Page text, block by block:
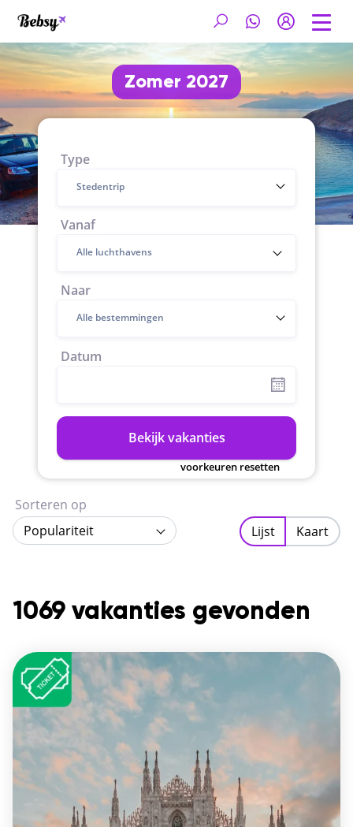
Zomer 2027
Type
Stedentrip
Vanaf
Naar
Alle bestemmingen
Datum
Bekijk vakanties
voorkeuren resetten
1069 vakanties gevonden
Sorteren op
Populariteit
Lijst Kaart